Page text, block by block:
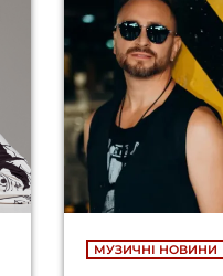
МУЗИЧНІ НОВИНИ